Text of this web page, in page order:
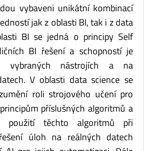
vybaveni unikátní kombinací
jak z oblasti BI, tak i z data
BI se jedná o principy Self
BI řešení a schopností je
vybraných nástrojích a na
V oblasti data science se
roli strojového učení pro
příslušných algoritmů a
použití těchto algoritmů při
úloh na reálných datech